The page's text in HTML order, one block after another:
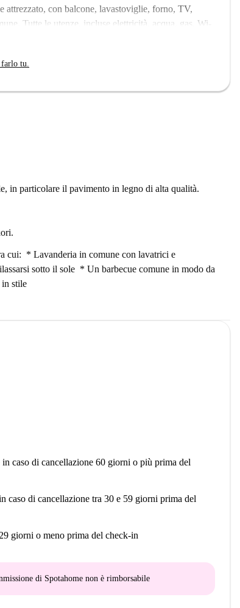
attrezzato, con balcone, lavastoviglie, forno, TV,
Tutte le utenze, incluse elettricità, acqua, gas, Wi-
Spotahome ha verificato personalmente questa
BioMarkt Berlin per la spesa e i ristoranti italiani
farlo tu.
in particolare il pavimento in legno di alta qualità.
cui: * Lavanderia in comune con lavatrici e
sotto il sole * Un barbecue comune in modo da
stile
in caso di cancellazione 60 giorni o più prima del
caso di cancellazione tra 30 e 59 giorni prima del
giorni o meno prima del check-in
di Spotahome non è rimborsabile